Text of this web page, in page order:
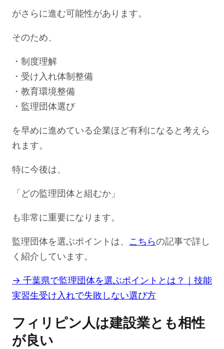
がさらに進む可能性があります。
そのため、
・制度理解
・受け入れ体制整備
・教育環境整備
・監理団体選び
を早めに進めている企業ほど有利になると考えら
れます。
特に今後は、
「どの監理団体と組むか」
も非常に重要になります。
監理団体を選ぶポイントは、 こちらの記事で詳し
く紹介しています。
→ 千葉県で監理団体を選ぶポイントとは？｜技能
実習生受け入れで失敗しない選び方
フィリピン人は建設業とも相性
が良い